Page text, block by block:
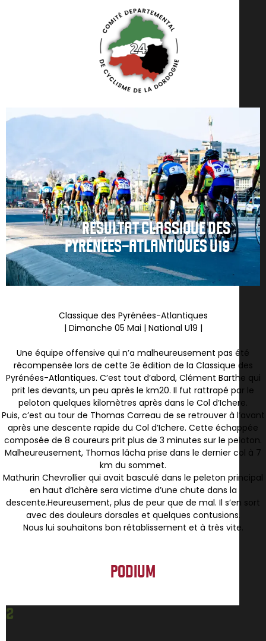
RÉSULTAT CLASSIQUE DES
PYRÉNÉES-ATLANTIQUES U19
Classique des Pyrénées-Atlantiques
| Dimanche 05 Mai | National U19 |
Une équipe offensive qui n’a malheureusement pas été
récompensée lors de cette 3e édition de la Classique des
Pyrénées-Atlantiques. C’est tout d’abord, Clément Barthe qui
prit les devants, un peu après le km20. Il fut rattrapé par le
peloton quelques kilomètres après dans le Col d’Ichere.
Puis, c’est au tour de Thomas Carreau de se retrouver à l’avant
après une descente rapide du Col d’Ichere. Cette échappée
composée de 8 coureurs prit plus de 3 minutes sur le peloton.
Malheureusement, Thomas lâcha prise dans le dernier col à 7
km du sommet.
Mathurin Chevrollier qui avait basculé dans le peleton principal
en haut d’Ichère sera victime d’une chute dans la
descente.Heureusement, plus de peur que de mal. Il s’en sort
avec des douleurs dorsales et quelques contusions.
Nous lui souhaitons bon rétablissement et à très vite.
PODIUM
2